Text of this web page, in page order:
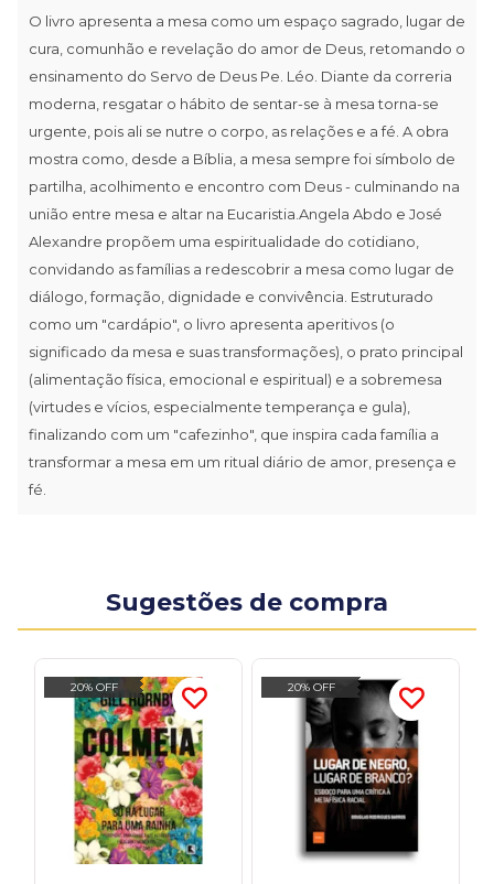
O livro apresenta a mesa como um espaço sagrado, lugar de
cura, comunhão e revelação do amor de Deus, retomando o
ensinamento do Servo de Deus Pe. Léo. Diante da correria
moderna, resgatar o hábito de sentar-se à mesa torna-se
urgente, pois ali se nutre o corpo, as relações e a fé. A obra
mostra como, desde a Bíblia, a mesa sempre foi símbolo de
partilha, acolhimento e encontro com Deus - culminando na
união entre mesa e altar na Eucaristia.Angela Abdo e José
Alexandre propõem uma espiritualidade do cotidiano,
convidando as famílias a redescobrir a mesa como lugar de
diálogo, formação, dignidade e convivência. Estruturado
como um "cardápio", o livro apresenta aperitivos (o
significado da mesa e suas transformações), o prato principal
(alimentação física, emocional e espiritual) e a sobremesa
(virtudes e vícios, especialmente temperança e gula),
finalizando com um "cafezinho", que inspira cada família a
transformar a mesa em um ritual diário de amor, presença e
fé.
Sugestões de compra
20% OFF 20% OFF